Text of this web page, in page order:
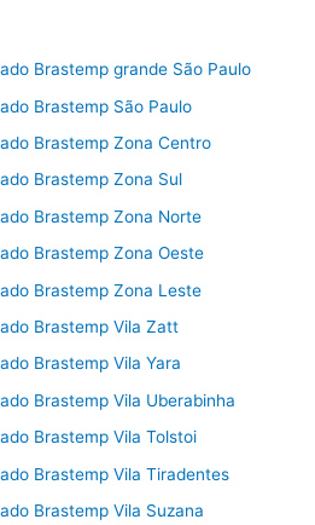
Brastemp grande São Paulo
Brastemp São Paulo
Brastemp Zona Centro
Brastemp Zona Sul
Brastemp Zona Norte
Brastemp Zona Oeste
Brastemp Zona Leste
Brastemp Vila Zatt
Brastemp Vila Yara
Brastemp Vila Uberabinha
Brastemp Vila Tolstoi
Brastemp Vila Tiradentes
Brastemp Vila Suzana